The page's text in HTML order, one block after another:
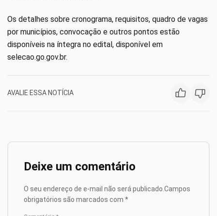
Os detalhes sobre cronograma, requisitos, quadro de vagas
por municípios, convocação e outros pontos estão
disponíveis na íntegra no edital, disponível em
selecao.go.gov.br.
AVALIE ESSA NOTÍCIA
Deixe um comentário
O seu endereço de e-mail não será publicado. Campos
obrigatórios são marcados com *